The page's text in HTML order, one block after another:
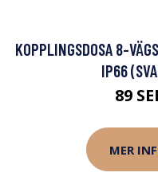
KOPPLINGSDOSA 8-
IP66
89
MER